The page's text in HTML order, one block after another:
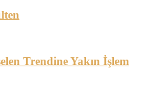
Trendine Yakın İşlem